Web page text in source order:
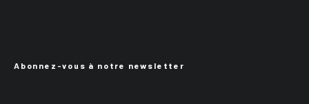
Abonnez-vous à notre newsletter